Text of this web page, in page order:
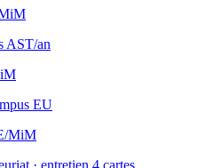
AST/an
EU
MiM
· entretien 4 cartes